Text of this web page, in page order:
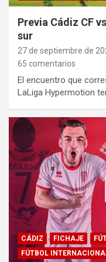
Previa Cádiz CF
sur
27 de septiembre de
65 comentarios
El encuentro que
LaLiga Hypermotion
CÁDIZ FICHAJE
FÚTBOL